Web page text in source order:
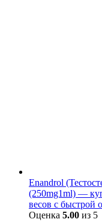
Enandrol
(250mg1ml) —
весов с быстрой
Оценка 5.00 из 5